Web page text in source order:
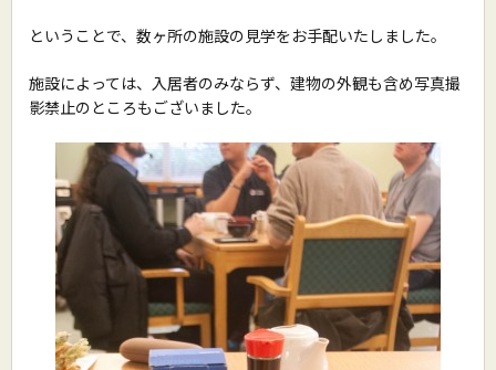
ということで、数ヶ所の施設の見学をお手配いたしました。
施設によっては、入居者のみならず、建物の外観も含め写真撮
影禁止のところもございました。